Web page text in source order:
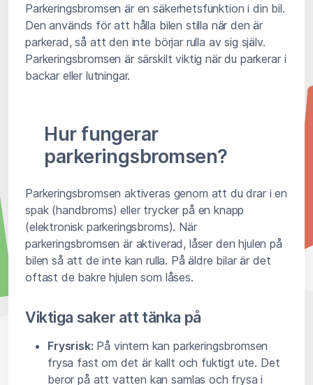
Parkeringsbromsen är en säkerhetsfunktion i din bil.
Den används för att hålla bilen stilla när den är
parkerad, så att den inte börjar rulla av sig själv.
Parkeringsbromsen är särskilt viktig när du parkerar i
backar eller lutningar.
Hur fungerar
parkeringsbromsen?
Parkeringsbromsen aktiveras genom att du drar i en
spak (handbroms) eller trycker på en knapp
(elektronisk parkeringsbroms). När
parkeringsbromsen är aktiverad, låser den hjulen på
bilen så att de inte kan rulla. På äldre bilar är det
oftast de bakre hjulen som låses.
Viktiga saker att tänka på
Frysrisk: På vintern kan parkeringsbromsen
frysa fast om det är kallt och fuktigt ute. Det
beror på att vatten kan samlas och frysa i